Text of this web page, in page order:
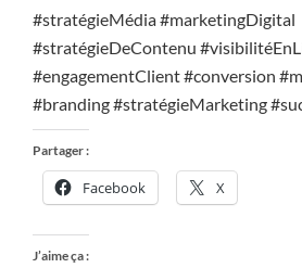
#stratégieMédia #marketingDigital
#stratégieDeContenu
#engagementClient #conversion
#branding #stratégieMarketing
Partager :
Facebook X
J’aime ça :